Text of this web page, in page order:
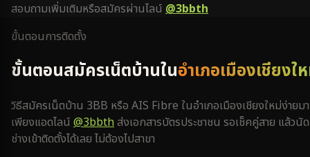
สอบถามเพิ่มเติมหรือสมัครผ่านไลน์ @3bbth
ขั้นตอนการติดตั้ง
ขั้นตอนสมัครเน็ตบ้านในอำเภอเมืองเชียงใ
วิธีสมัครเน็ตบ้าน 3BB หรือ AIS Fibre ในอำเภอเมืองเชียงใหม่ง่ายม
เพียงแอดไลน์ @3bbthส่งเอกสารบัตรประชาชน รอเช็คคู่สาย แล้วนัด
ช่างเข้าติดตั้งได้เลย ไม่ต้องไปสาขา